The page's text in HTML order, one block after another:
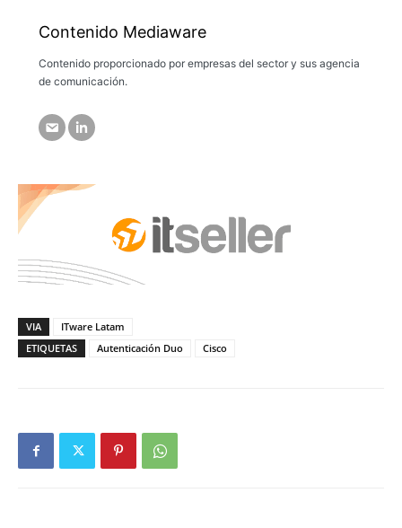
Contenido Mediaware
Contenido proporcionado por empresas del sector y sus agencia
de comunicación.
VIA
ITware Latam
ETIQUETAS
Autenticación Duo Cisco